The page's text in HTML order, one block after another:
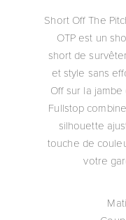
Short Off The
OTP est un
short de
et style sans
Off sur la
Fullstop
silhouette
touche de
votre